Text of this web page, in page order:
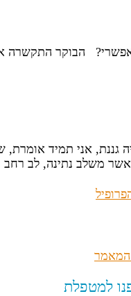
אפשרי? הבוקר התקשרה
גננת, אני תמיד אומרת,
משלב נתינה, לב רחב
המאמר
למטפלת